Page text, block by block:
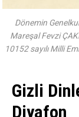
Dönemin
Mareşal Fevzi
10152 sayılı Milli
Gizli
Diyafon